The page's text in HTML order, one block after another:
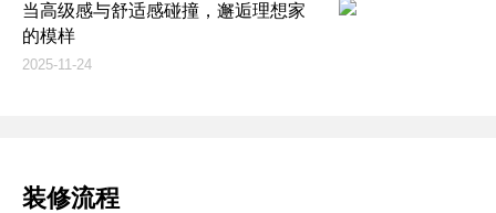
当高级感与舒适感碰撞，邂逅理想家
的模样
2025-11-24
装修流程